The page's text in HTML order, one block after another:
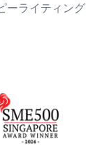
ーライティング